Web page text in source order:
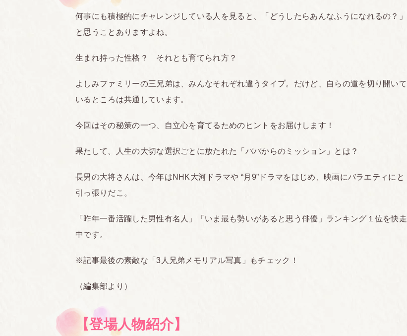
何事にも積極的にチャレンジしている人を見ると、「どうしたらあんなふうになれるの？」
と思うことありますよね。
生まれ持った性格？ それとも育てられ方？
よしみファミリーの三兄弟は、みんなそれぞれ違うタイプ。だけど、自らの道を切り開いて
いるところは共通しています。
今回はその秘策の一つ、自立心を育てるためのヒントをお届けします！
果たして、人生の大切な選択ごとに放たれた「パパからのミッション」とは？
長男の大将さんは、今年はNHK大河ドラマや “月9”ドラマをはじめ、映画にバラエティにと
引っ張りだこ。
「昨年一番活躍した男性有名人」「いま最も勢いがあると思う俳優」ランキング１位を快走
中です。
※記事最後の素敵な「3人兄弟メモリアル写真」もチェック！
（編集部より）
【登場人物紹介】